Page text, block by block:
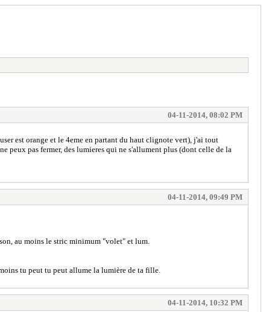
04-11-2014, 08:02 PM
est orange et le 4eme en partant du haut clignote vert), j'ai tout
peux pas fermer, des lumieres qui ne s'allument plus (dont celle de la
04-11-2014, 09:49 PM
au moins le stric minimum "volet" et lum.
tu peut tu peut allume la lumière de ta fille.
04-11-2014, 10:32 PM